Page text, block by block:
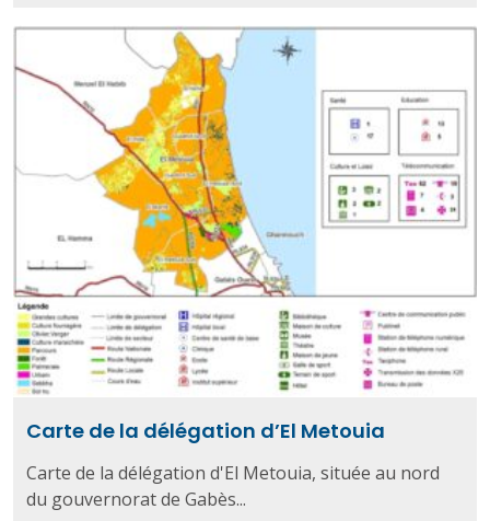
Carte de la délégation d’El Metouia
Carte de la délégation d'El Metouia, située au nord
du gouvernorat de Gabès...